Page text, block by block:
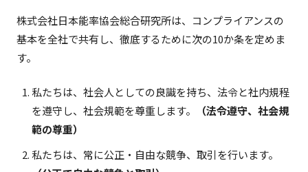
企業情報
採用情報
株式会社日本能率協会総合研究所は、コンプライアンスの
基本を全社で共有し、徹底するために次の10か条を定めま
す。
私たちは、社会人としての良識を持ち、法令と社内規程
を遵守し、社会規範を尊重します。
（法令遵守、社会規
範の尊重）
私たちは、常に公正・自由な競争、取引を行います。